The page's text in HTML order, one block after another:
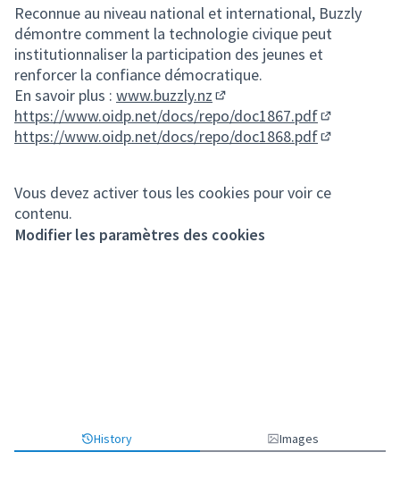
Reconnue au niveau national et international, Buzzly
démontre comment la technologie civique peut
institutionnaliser la participation des jeunes et
renforcer la confiance démocratique.
En savoir plus : www.buzzly.nz
(Lien externe)
https://www.oidp.net/docs/repo/doc1867.pdf
(Lien
https://www.oidp.net/docs/repo/doc1868.pdf
Vous devez activer tous les cookies pour voir ce
contenu.
Modifier les paramètres des cookies
History Images